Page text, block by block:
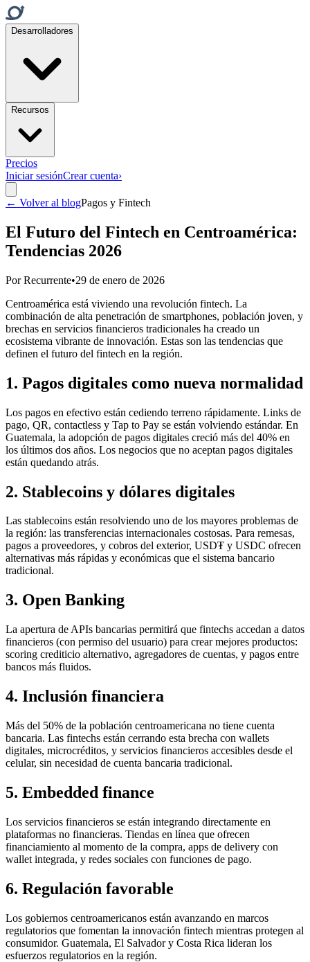
Desarrolladores
Recursos
Precios
Iniciar sesiónCrear cuenta›
← Volver al blogPagos y Fintech
El Futuro del Fintech en Centroamérica:
Tendencias 2026
PorRecurrente•29 de enero de 2026
Centroamérica está viviendo una revolución fintech. La
combinación de alta penetración de smartphones, población joven, y
brechas en servicios financieros tradicionales ha creado un
ecosistema vibrante de innovación. Estas son las tendencias que
definen el futuro del fintech en la región.
1. Pagos digitales como nueva normalidad
Los pagos en efectivo están cediendo terreno rápidamente. Links de
pago, QR, contactless y Tap to Pay se están volviendo estándar. En
Guatemala, la adopción de pagos digitales creció más del 40% en
los últimos dos años. Los negocios que no aceptan pagos digitales
están quedando atrás.
2. Stablecoins y dólares digitales
Las stablecoins están resolviendo uno de los mayores problemas de
la región: las transferencias internacionales costosas. Para remesas,
pagos a proveedores, y cobros del exterior, USD₮ y USDC ofrecen
alternativas más rápidas y económicas que el sistema bancario
tradicional.
3. Open Banking
La apertura de APIs bancarias permitirá que fintechs accedan a datos
financieros (con permiso del usuario) para crear mejores productos:
scoring crediticio alternativo, agregadores de cuentas, y pagos entre
bancos más fluidos.
4. Inclusión financiera
Más del 50% de la población centroamericana no tiene cuenta
bancaria. Las fintechs están cerrando esta brecha con wallets
digitales, microcréditos, y servicios financieros accesibles desde el
celular, sin necesidad de cuenta bancaria tradicional.
5. Embedded finance
Los servicios financieros se están integrando directamente en
plataformas no financieras. Tiendas en línea que ofrecen
financiamiento al momento de la compra, apps de delivery con
wallet integrada, y redes sociales con funciones de pago.
6. Regulación favorable
Los gobiernos centroamericanos están avanzando en marcos
regulatorios que fomentan la innovación fintech mientras protegen al
consumidor. Guatemala, El Salvador y Costa Rica lideran los
esfuerzos regulatorios en la región.